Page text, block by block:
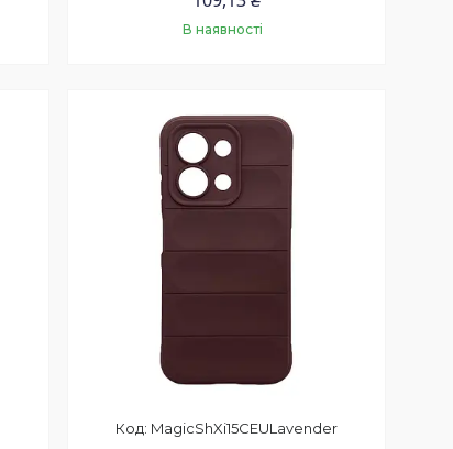
В наявності
MagicShXi15CEULavender